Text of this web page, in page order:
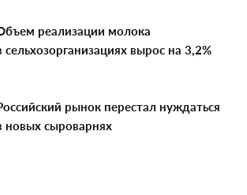
реализации молока
сельхозорганизациях вырос на 3,2%
рынок перестал нуждаться
новых сыроварнях